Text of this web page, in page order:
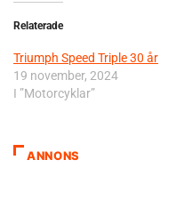
Relaterade
Triumph Speed Triple 30 år
19 november, 2024
I ”Motorcyklar”
ANNONS